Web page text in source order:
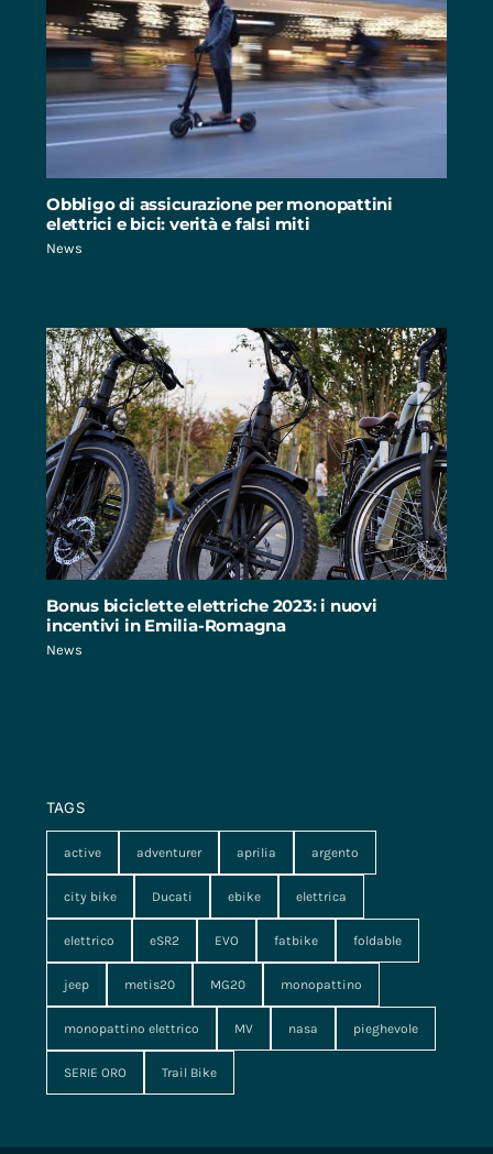
Obbligo di assicurazione per monopattini
elettrici e bici: verità e falsi miti
News
Bonus biciclette elettriche 2023: i nuovi
incentivi in Emilia-Romagna
News
TAGS
active adventurer aprilia argento
city bike Ducati ebike elettrica
elettrico eSR2 EVO fatbike foldable
jeep metis20 MG20 monopattino
monopattino elettrico MV nasa pieghevole
SERIE ORO Trail Bike